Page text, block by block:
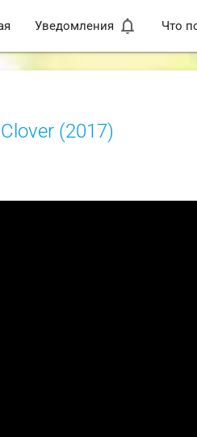
Уведомления notifications_none Что
(2017)